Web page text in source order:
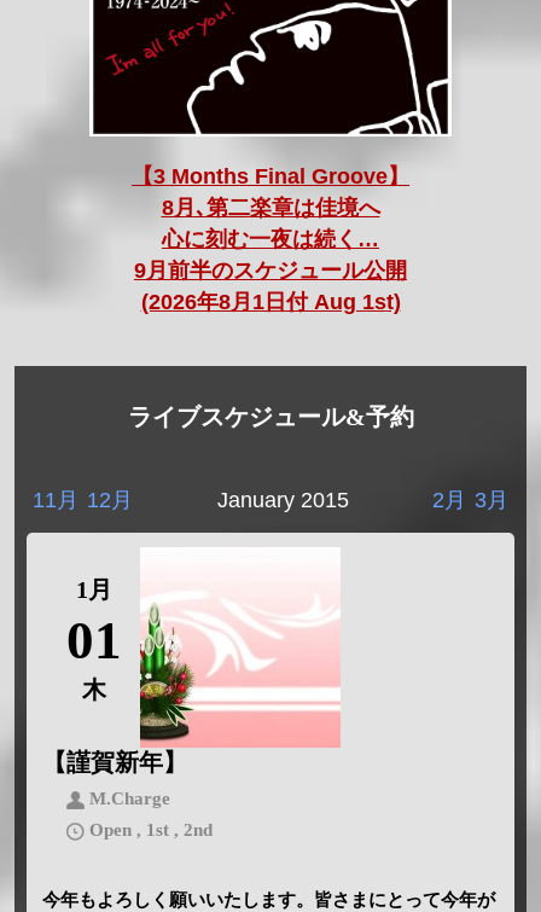
【3 Months Final Groove】
8月､第二楽章は佳境へ
心に刻む一夜は続く…
9月前半のスケジュール公開
(2026年8月1日付 Aug 1st)
ライブスケジュール&予約
January 2015
11月 12月 3月
2月
1月
01
木
【謹賀新年】
M.Charge
Open , 1st , 2nd
今年もよろしく願いいたします。皆さまにとって今年が